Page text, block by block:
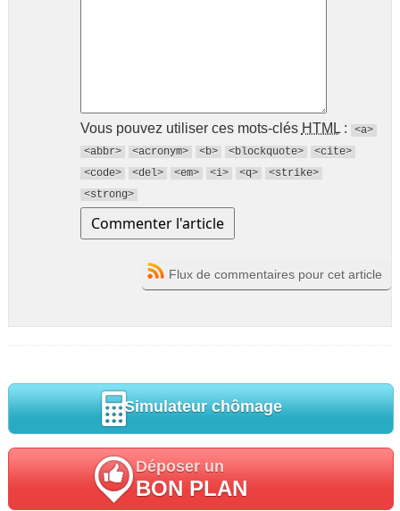
Vous pouvez utiliser ces mots-clés HTML:
<a>
<abbr>
<acronym> <b> <blockquote>
<cite>
<code>
<del> <em> <i> <q>
<strike>
<strong>
Flux de commentaires pour cet article
Simulateur chômage
Déposer un
BON PLAN